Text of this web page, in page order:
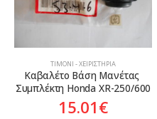
ΤΙΜΌΝΙ - ΧΕΙΡΙΣΤΉΡΙΑ
Καβαλέτο Βάση Μανέτας
Συμπλέκτη Honda XR-250/600
15.01€